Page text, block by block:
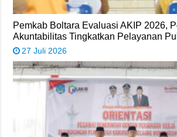
Pemkab Boltara Evaluasi AKIP 2026,
Akuntabilitas Tingkatkan Pelayanan
27 Juli 2026